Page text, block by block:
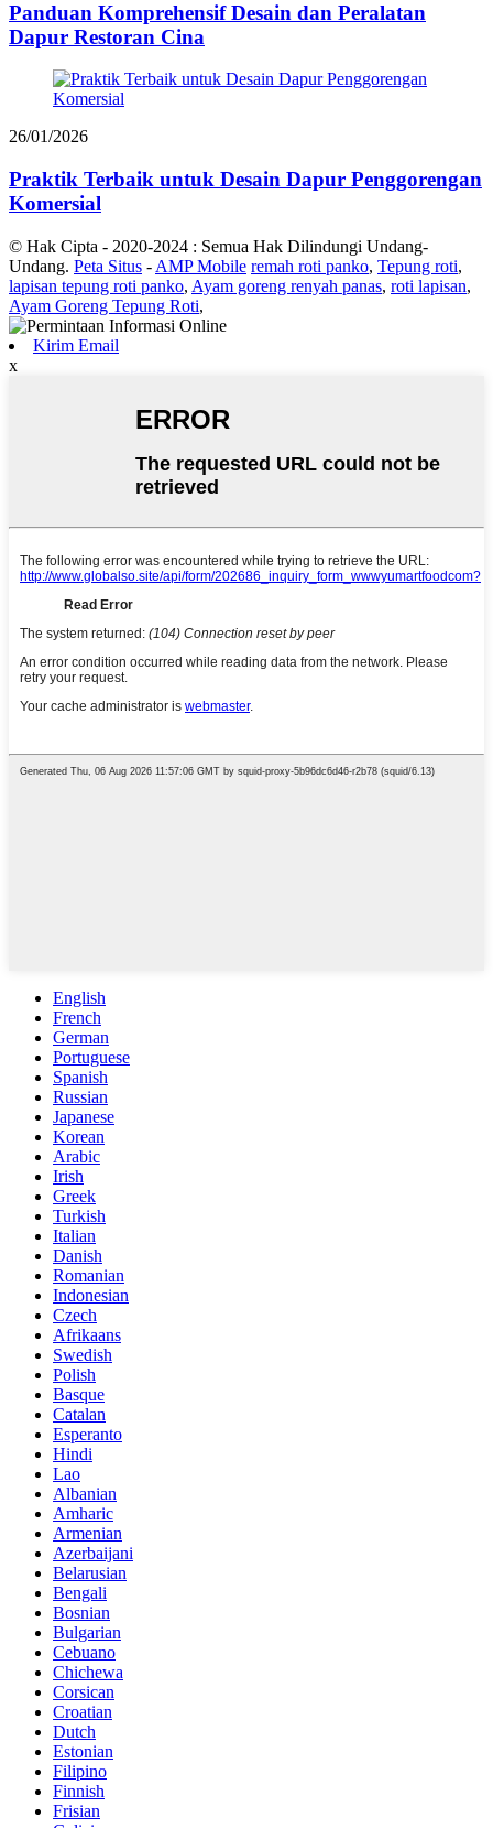
Panduan Komprehensif Desain dan Peralatan
Dapur Restoran Cina
26/01/2026
Praktik Terbaik untuk Desain Dapur Penggorengan
Komersial
© Hak Cipta - 2020-2024 : Semua Hak Dilindungi Undang-
Undang. Peta Situs - AMP Mobile remah roti panko, Tepung roti,
lapisan tepung roti panko, Ayam goreng renyah panas, roti lapisan,
Ayam Goreng Tepung Roti,
Kirim Email
x
English
French
German
Portuguese
Spanish
Russian
Japanese
Korean
Arabic
Irish
Greek
Turkish
Italian
Danish
Romanian
Indonesian
Czech
Afrikaans
Swedish
Polish
Basque
Catalan
Esperanto
Hindi
Lao
Albanian
Amharic
Armenian
Azerbaijani
Belarusian
Bengali
Bosnian
Bulgarian
Cebuano
Chichewa
Corsican
Croatian
Dutch
Estonian
Filipino
Finnish
Frisian